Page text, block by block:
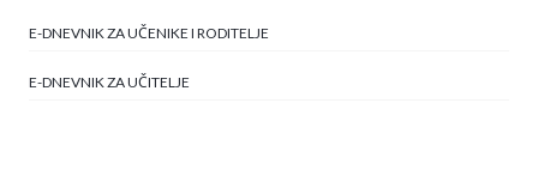
E-DNEVNIK ZA UČENIKE I RODITELJE
E-DNEVNIK ZA UČITELJE